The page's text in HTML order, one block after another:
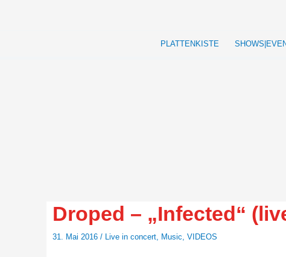
PLATTENKISTE
Droped – „Infected“
31. Mai 2016 / Live in concert, Music, VIDEOS